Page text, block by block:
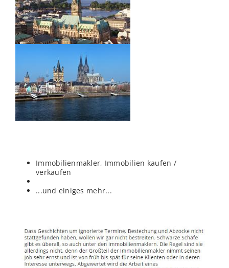
Immobilienmakler, Immobilien kaufen /
verkaufen
...und einiges mehr...